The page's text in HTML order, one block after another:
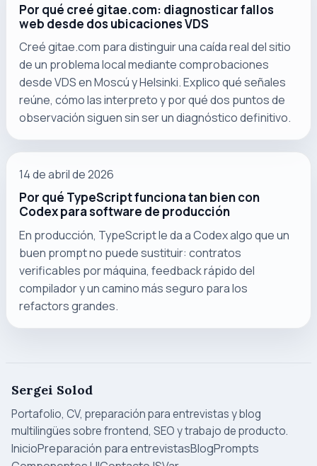
Por qué creé gitae.com: diagnosticar fallos
web desde dos ubicaciones VDS
Creé gitae.com para distinguir una caída real del sitio
de un problema local mediante comprobaciones
desde VDS en Moscú y Helsinki. Explico qué señales
reúne, cómo las interpreto y por qué dos puntos de
observación siguen sin ser un diagnóstico definitivo.
14 de abril de 2026
Por qué TypeScript funciona tan bien con
Codex para software de producción
En producción, TypeScript le da a Codex algo que un
buen prompt no puede sustituir: contratos
verificables por máquina, feedback rápido del
compilador y un camino más seguro para los
refactors grandes.
Sergei Solod
Portafolio, CV, preparación para entrevistas y blog
multilingües sobre frontend, SEO y trabajo de producto.
InicioPreparación para entrevistasBlogPrompts